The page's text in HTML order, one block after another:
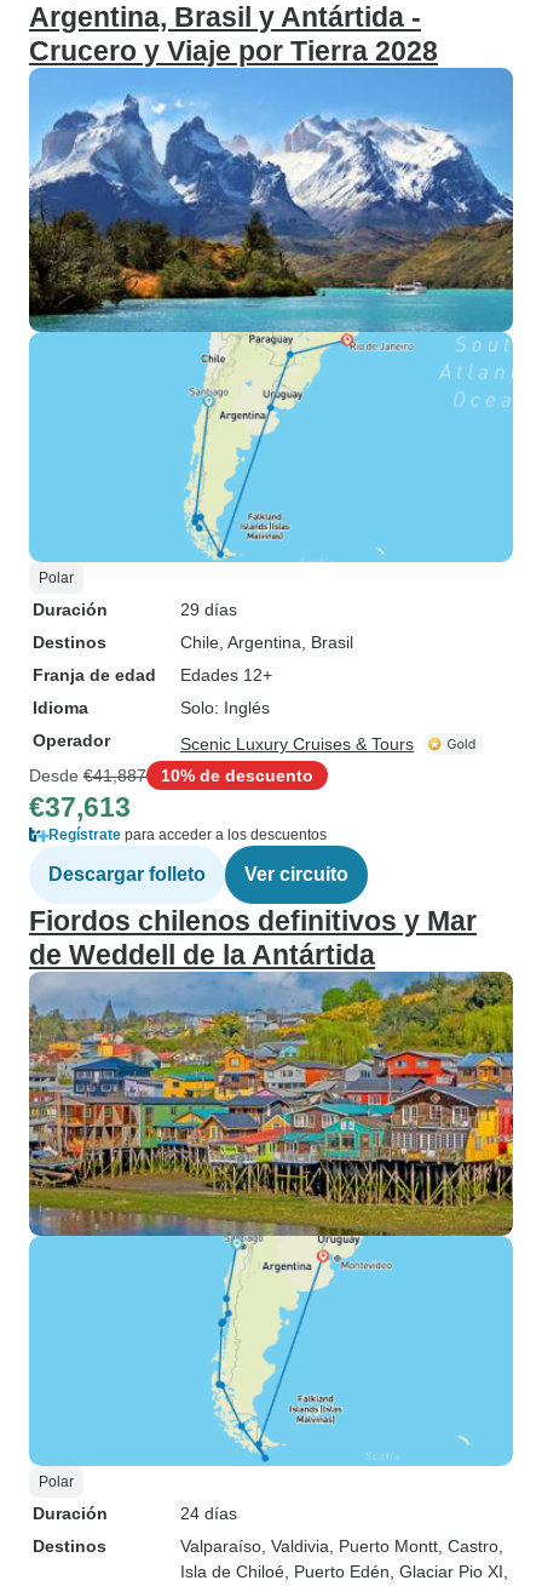
Argentina, Brasil y Antártida -
Crucero y Viaje por Tierra 2028
Polar
Duración
29 días
Destinos
Chile , Argentina , Brasil
Franja de edad
Edades 12+
Idioma
Solo: Inglés
Operador
Scenic Luxury Cruises & Tours
Desde €41,887 10% de descuento
€37,613
Regístrate para acceder a los descuentos
Descargar folleto Ver circuito
Fiordos chilenos definitivos y Mar
de Weddell de la Antártida
Polar
Duración
24 días
Destinos
Valparaíso , Valdivia , Puerto Montt , Castro
Isla de Chiloé , Puerto Edén , Glaciar Pio XI